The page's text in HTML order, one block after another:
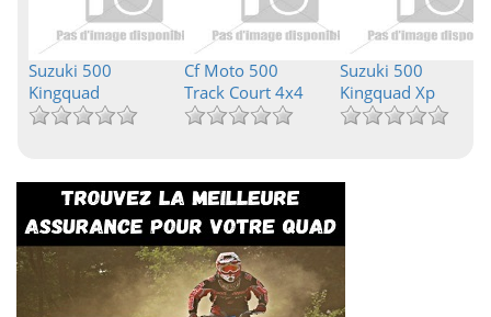
Suzuki 500
Kingquad
Cf Moto 500
Track Court 4x4
Suzuki 500
Kingquad Xp